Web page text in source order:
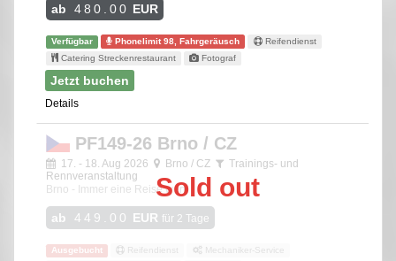
ab 480.00 EUR
Verfügbar Phonelimit 98, Fahrgeräusch
Reifendienst
Catering Streckenrestaurant
Fotograf
Jetzt buchen
Details
Sold out
PF149-26 Brno / CZ
17. - 18. Aug 2026 Brno / CZ
Trainings- und
Rennveranstaltung
Brno - Immer eine Reise wert!
ab 449.00 EUR für 2 Tage
Ausgebucht Reifendienst
Mechaniker-Service